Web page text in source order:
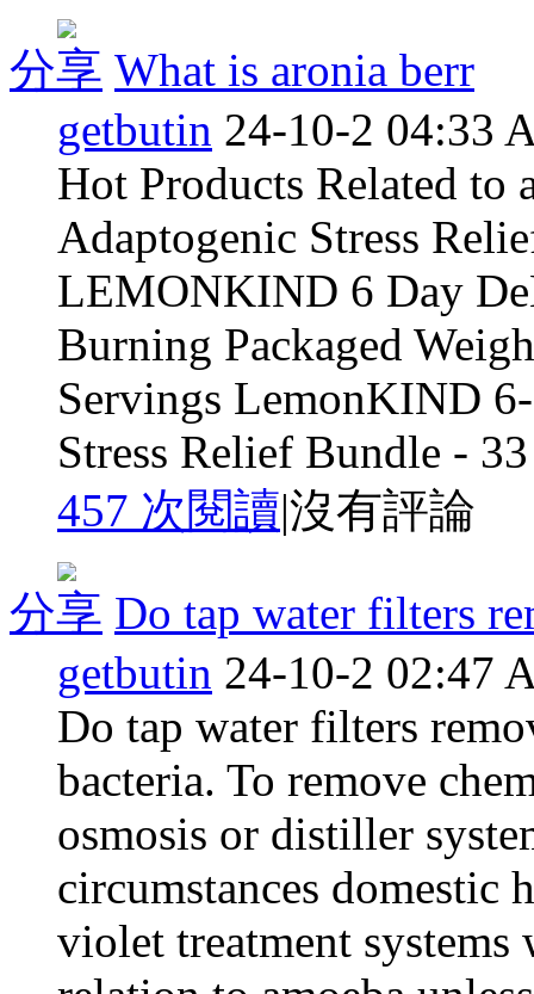
分享 What is aronia berr
getbutin 24-10-2 04:33
Hot Products Related
Adaptogenic Stress
LEMONKIND 6 Day
Burning Packaged
Servings LemonKIND
Stress Relief Bundle -
457 次閱讀|沒有評論
分享 Do tap water filters
getbutin 24-10-2 02:47
Do tap water filters
bacteria. To remove
osmosis or distiller
circumstances domestic
violet treatment